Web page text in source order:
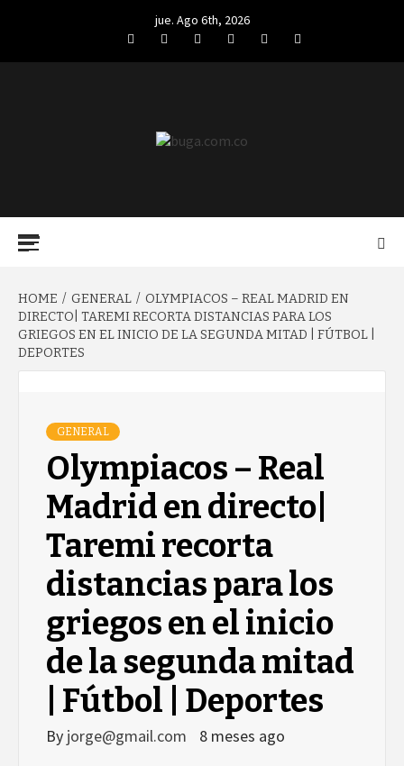
jue. Ago 6th, 2026
FacebookTwitterLinkedIn
VK YouTubeInstagram
HOME GENERAL
OLYMPIACOS – REAL MADRID EN
DIRECTO| TAREMI RECORTA DISTANCIAS PARA LOS
GRIEGOS EN EL INICIO DE LA SEGUNDA MITAD | FÚTBOL |
DEPORTES
GENERAL
Olympiacos – Real
Madrid en directo|
Taremi recorta
distancias para los
griegos en el inicio
de la segunda mitad
| Fútbol | Deportes
By jorge@gmail.com 8 meses ago